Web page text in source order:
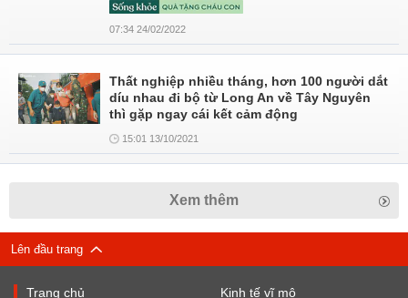
07:34 24/02/2022
Thất nghiệp nhiều tháng, hơn 100 người dắt
díu nhau đi bộ từ Long An về Tây Nguyên
thì gặp ngay cái kết cảm động
15:01 13/10/2021
Xem thêm
Lên đầu trang
Trang chủ Kinh tế vĩ mô